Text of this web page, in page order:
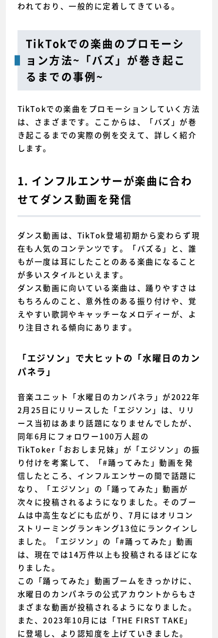
われており、一般的に定着してきている。
TikTokでの楽曲のプロモーシ
ョン方法~「バズ」が巻き起こ
るまでの事例~
TikTokでの楽曲をプロモーションしていく方法
は、さまざまです。ここからは、「バズ」が巻
き起こるまでの実際の例を交えて、詳しく紹介
します。
1. インフルエンサーが楽曲に合わ
せてダンス動画を発信
ダンス動画は、TikTok登場初期から変わらず現
在も人気のコンテンツです。「バズる」と、誰
もが一度は耳にしたことのある楽曲になること
が多いスタイルといえます。
ダンス動画に向いている楽曲は、踊りやすさは
もちろんのこと、意外性のある振り付けや、覚
えやすい歌詞やキャッチーなメロディーが、よ
り注目される傾向にあります。
「エジソン」で大ヒットの「水曜日のカン
パネラ」
音楽ユニット「水曜日のカンパネラ」が2022年
2月25日にリリースした「エジソン」は、リリ
ース当初はあまり話題になりませんでしたが、
同年6月にフォロワー100万人超の
TikToker「おおしま兄妹」が「エジソン」の振
り付けを考案して、「#踊ってみた」動画を発
信したところ、インフルエンサーの間で話題に
なり、「エジソン」の「踊ってみた」動画が
次々に投稿されるようになりました。そのブー
ムは中高生などにも広がり、7月にはオリコン
ストリーミングランキング13位にランクインし
ました。「エジソン」の「#踊ってみた」動画
は、現在では14万件以上も投稿されるほどにな
りました。
この「踊ってみた」動画ブームをきっかけに、
水曜日のカンパネラの公式アカウントからもさ
まざまな動画が投稿されるようになりました。
また、2023年10月には「THE FIRST TAKE」
に登場し、より認知度を上げていきました。